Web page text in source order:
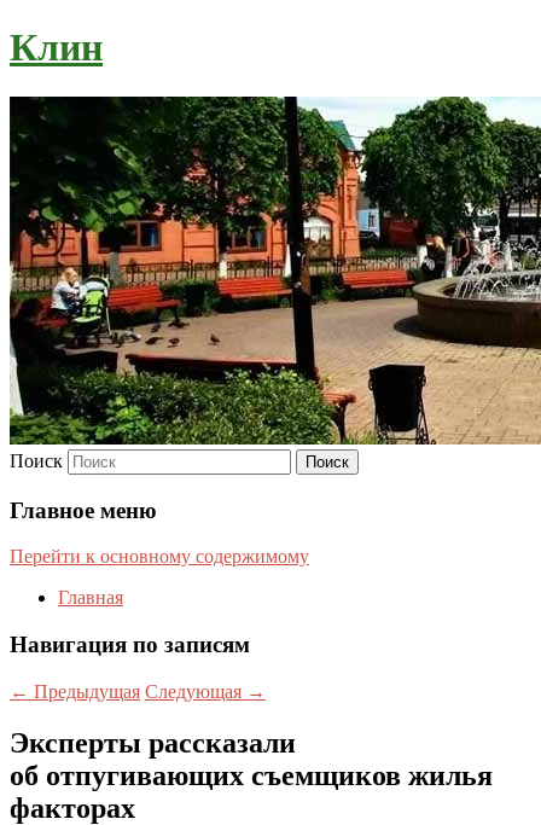
Клин
Поиск
Главное меню
Перейти к основному содержимому
Главная
Навигация по записям
← Предыдущая Следующая →
Эксперты рассказали
об отпугивающих съемщиков жилья
факторах